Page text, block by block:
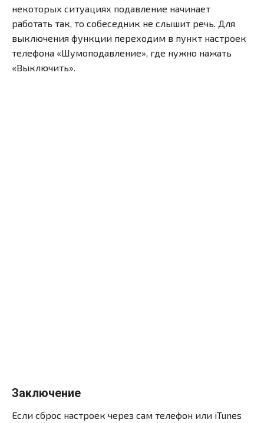
некоторых ситуациях подавление начинает
работать так, то собеседник не слышит речь. Для
выключения функции переходим в пункт настроек
телефона «Шумоподавление», где нужно нажать
«Выключить».
Заключение
Если сброс настроек через сам телефон или iTunes